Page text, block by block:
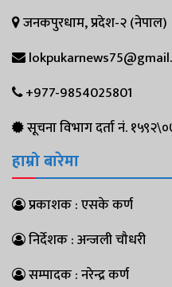
जनकपुरधाम, प्रदेश-२ (नेपाल)
+977-9854025801
सूचना विभाग दर्ता नं.
हाम्रो बारेमा
प्रकाशक : एसके कर्ण
निर्देशक : अन्जली चौधरी
सम्पादक : नरेन्द्र कर्ण